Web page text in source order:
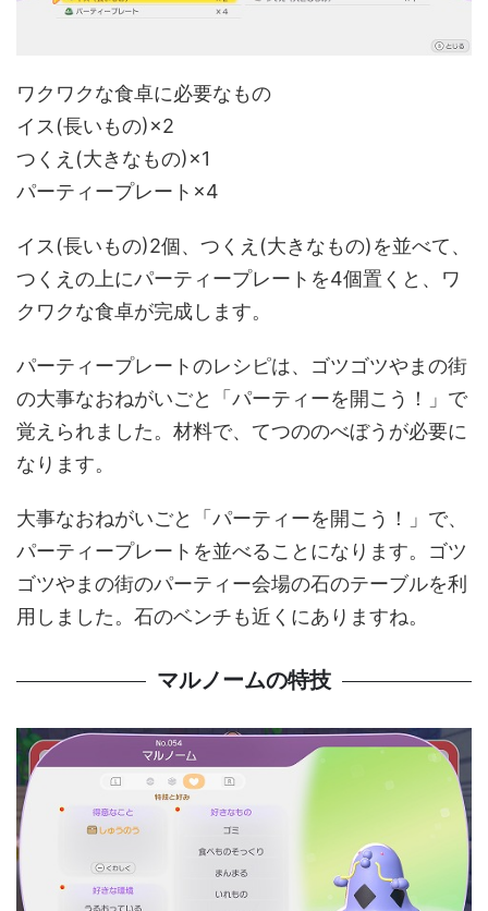
ワクワクな食卓に必要なもの
イス(長いもの)×2
つくえ(大きなもの)×1
パーティープレート×4
イス(長いもの)2個、つくえ(大きなもの)を並べて、
つくえの上にパーティープレートを4個置くと、ワ
クワクな食卓が完成します。
パーティープレートのレシピは、ゴツゴツやまの街
の大事なおねがいごと「パーティーを開こう！」で
覚えられました。材料で、てつののべぼうが必要に
なります。
大事なおねがいごと「パーティーを開こう！」で、
パーティープレートを並べることになります。ゴツ
ゴツやまの街のパーティー会場の石のテーブルを利
用しました。石のベンチも近くにありますね。
マルノームの特技